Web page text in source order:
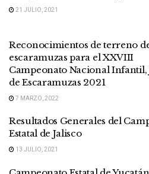
21 JULIO, 2021
Reconocimientos de terreno
escaramuzas para el XXVIII
Campeonato Nacional
de Escaramuzas 2021
7 MARZO, 2022
Resultados Generales del
Estatal de Jalisco
13 JULIO, 2021